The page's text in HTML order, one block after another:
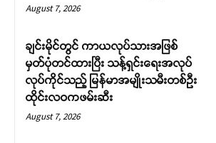
August 7, 2026
ချင်းမိုင်တွင် ကာယလုပ်သားအဖြစ်
မှတ်ပုံတင်ထားပြီး သန့်ရှင်းရေးအလုပ်
လုပ်ကိုင်သည့် မြန်မာအမျိုးသမီးတစ်ဦး
ထိုင်းလဝကဖမ်းဆီး
August 7, 2026